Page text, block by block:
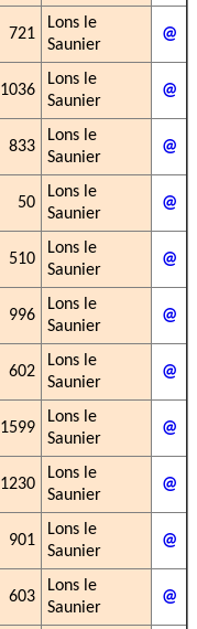
721
Lons le
Saunier
@
1036
Lons le
Saunier
@
833
Lons le
Saunier
@
50
Lons le
Saunier
@
510
Lons le
Saunier
@
996
Lons le
Saunier
@
602
Lons le
Saunier
@
1599
Lons le
Saunier
@
1230
Lons le
Saunier
@
901
Lons le
Saunier
@
603
Lons le
Saunier
@